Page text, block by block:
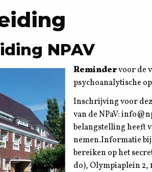
NPAV
Remindervoor de
psychoanalytische
Inschrijving voor
van de NPaV:
belangstelling heeft
nemen.Informatie
bereiken op het
do), Olympiaplein 2,